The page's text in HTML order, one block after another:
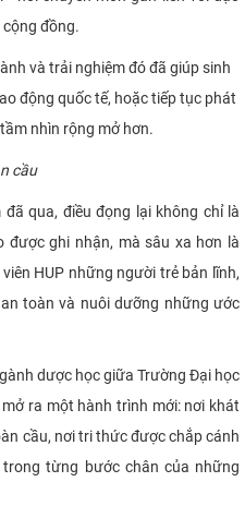
đồng.
và trải nghiệm đó đã giúp sinh
động quốc tế, hoặc tiếp tục phát
nhìn rộng mở hơn.
cầu
qua, điều đọng lại không chỉ là
được ghi nhận, mà sâu xa hơn là
HUP những người trẻ bản lĩnh,
toàn và nuôi dưỡng những ước
dược học giữa Trường Đại học
ra một hành trình mới: nơi khát
cầu, nơi tri thức được chắp cánh
từng bước chân của những